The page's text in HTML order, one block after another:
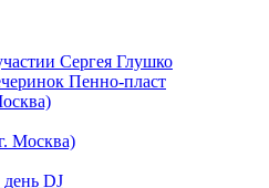
Сергея Глушко
Пенно-пласт
Москва)
DJ